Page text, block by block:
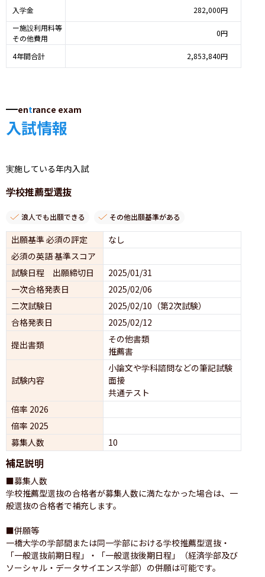
入学金
282,000円
ー施設利用料等
その他費用
0円
4年間合計 2,853,840円
entrance exam
入試情報
実施している年内入試
学校推薦型選抜
浪人でも出願できる その他出願基準がある
出願基準 必須の評定
なし
必須の英語 基準スコア
試験日程 出願締切日
2025/01/31
一次合格発表日
2025/02/06
二次試験日
2025/02/10（第2次試験）
合格発表日
2025/02/12
提出書類
その他書類
推薦書
試験内容
小論文や学科諮問などの筆記試験
面接
共通テスト
倍率 2026
倍率 2025
募集人数
10
補足説明
■募集人数
学校推薦型選抜の合格者が募集人数に満たなかった場合は、一
般選抜の合格者で補充します。
■併願等
一橋大学の学部間または同一学部における学校推薦型選抜・
「一般選抜前期日程」・「一般選抜後期日程」（経済学部及び
ソーシャル・データサイエンス学部）の併願は可能です。